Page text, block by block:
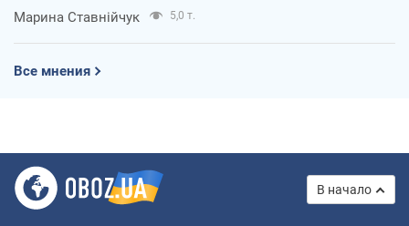
Марина Ставнійчук 5,0 т.
Все мнения
В начало